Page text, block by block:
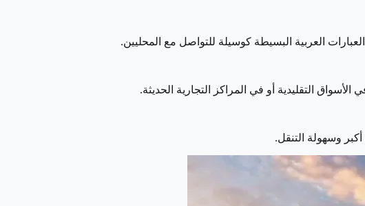
العربية البسيطة كوسيلة للتواصل مع المحليين.
التقليدية أو في المراكز التجارية الحديثة.
وسهولة التنقل.